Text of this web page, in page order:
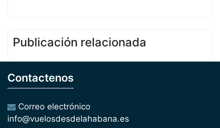
Publicación relacionada
Contactenos
Correo electrónico
info@vuelosdesdelahabana.es